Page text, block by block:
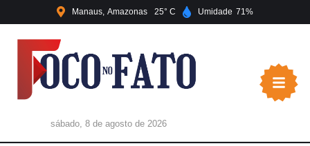
Manaus Amazonas 25 Umidade 71
sábado, 8 de agosto de 2026